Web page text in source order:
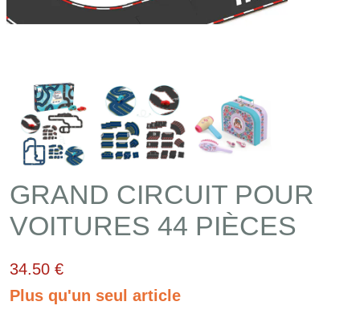
GRAND CIRCUIT POUR
VOITURES 44 PIÈCES
34.50 €
Plus qu'un seul article